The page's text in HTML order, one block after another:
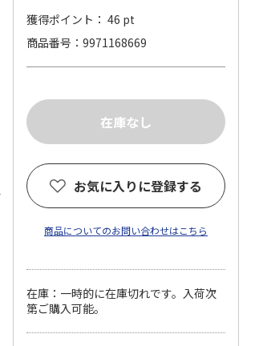
獲得ポイント： 46 pt
商品番号
9971168669
お気に入りに登録する
商品についてのお問い合わせはこちら
在庫：一時的に在庫切れです。入荷次
第ご購入可能。